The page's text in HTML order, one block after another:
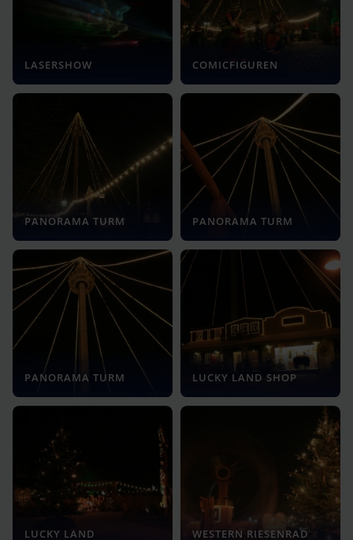
LASERSHOW COMICFIGUREN
PANORAMA TURM PANORAMA TURM
PANORAMA TURM LUCKY LAND SHOP
LUCKY LAND WESTERN RIESENRAD